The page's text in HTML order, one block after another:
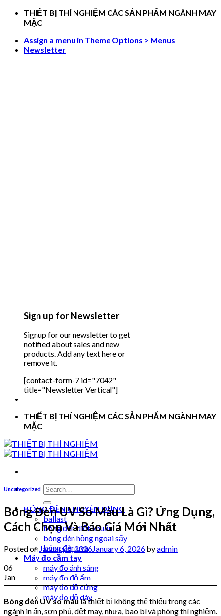
Skip
THIẾT BỊ THÍ NGHIỆM CÁC SẢN PHẨM NGÀNH MAY
MẶC
Assign a menu in Theme Options > Menus
Newsletter
Sign up for Newsletter
Signup for our newsletter to get
notified about sales and new
products. Add any text here or
remove it.
[contact-form-7 id="7042"
title="Newsletter Vertical"]
THIẾT BỊ THÍ NGHIỆM CÁC SẢN PHẨM NGÀNH MAY
MẶC
Search
for:
BÓNG ĐÈN CHUYÊN DỤNG
ballast
bóng đèn diệt khuẩn
bóng đèn hồng ngoại sấy
bóng đèn uva
Máy đo cầm tay
máy đo ánh sáng
máy đo độ ẩm
máy đo độ cứng
máy đo độ dày
Uncategorized
Bóng Đèn UV So Màu Là Gì? Ứng Dụng,
Cách Chọn Và Báo Giá Mới Nhất
Posted on January 6, 2026January 6, 2026 byadmin
06
Jan
Bóng đèn UV so màulà thiết bị không thể thiếu trong các
ngành in ấn, sơn phủ, dệt may, nhựa, bao bì và phòng thí nghiệm.